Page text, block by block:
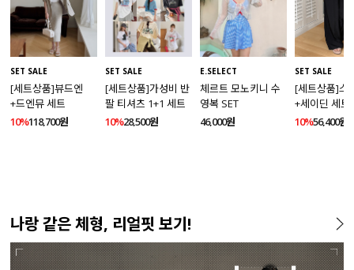
SET SALE
[세트상품]뷰드엔
+드엔뮤 세트
10%118,700원
SET SALE
[세트상품]가성비 반
팔 티셔츠 1+1 세트
10%28,500원
E.SELECT
체르트 모노키니 수
영복 SET
46,000원
SET SALE
[세트상품]스
+세이딘 세트
10%56,400원
나랑 같은 체형, 리얼핏 보기!